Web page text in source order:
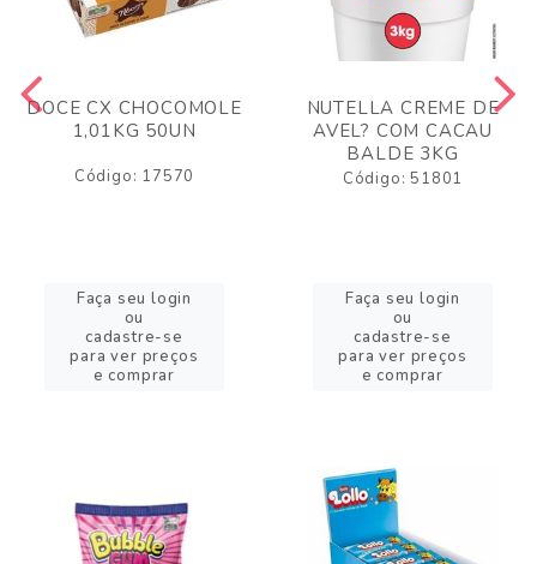
DOCE CX CHOCOMOLE
1,01KG 50UN
Código: 17570
Faça seu login
ou
cadastre-se
para ver preços
e comprar
NUTELLA CREME DE
AVEL? COM CACAU
BALDE 3KG
Código: 51801
Faça seu login
ou
cadastre-se
para ver preços
e comprar